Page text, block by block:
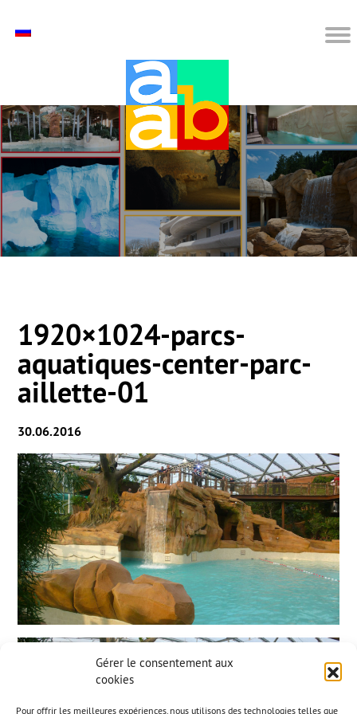
Gérer le consentement aux
cookies
Pour offrir les meilleures expériences, nous utilisons des technologies telles que
1920×1024-parcs-
aquatiques-center-parc-
aillette-01
30.06.2016